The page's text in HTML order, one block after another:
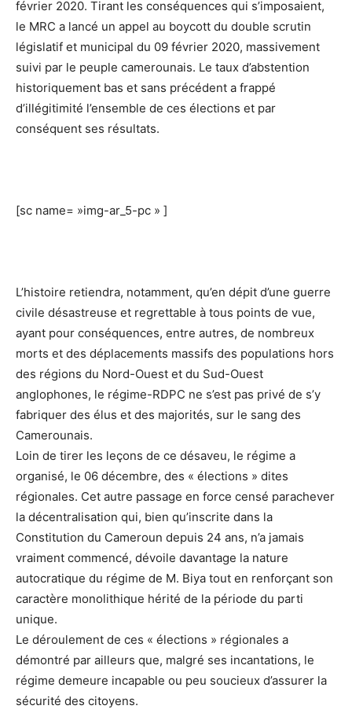
février 2020. Tirant les conséquences qui s’imposaient,
le MRC a lancé un appel au boycott du double scrutin
législatif et municipal du 09 février 2020, massivement
suivi par le peuple camerounais. Le taux d’abstention
historiquement bas et sans précédent a frappé
d’illégitimité l’ensemble de ces élections et par
conséquent ses résultats.
[sc name= »img-ar_5-pc » ]
L’histoire retiendra, notamment, qu’en dépit d’une guerre
civile désastreuse et regrettable à tous points de vue,
ayant pour conséquences, entre autres, de nombreux
morts et des déplacements massifs des populations hors
des régions du Nord-Ouest et du Sud-Ouest
anglophones, le régime-RDPC ne s’est pas privé de s’y
fabriquer des élus et des majorités, sur le sang des
Camerounais.
Loin de tirer les leçons de ce désaveu, le régime a
organisé, le 06 décembre, des « élections » dites
régionales. Cet autre passage en force censé parachever
la décentralisation qui, bien qu’inscrite dans la
Constitution du Cameroun depuis 24 ans, n’a jamais
vraiment commencé, dévoile davantage la nature
autocratique du régime de M. Biya tout en renforçant son
caractère monolithique hérité de la période du parti
unique.
Le déroulement de ces « élections » régionales a
démontré par ailleurs que, malgré ses incantations, le
régime demeure incapable ou peu soucieux d’assurer la
sécurité des citoyens.